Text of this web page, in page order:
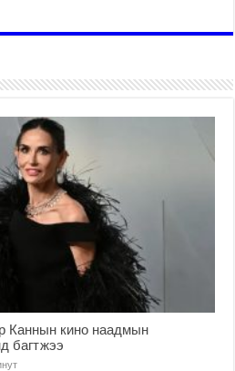
Каннын кино наадмын
багтжээ